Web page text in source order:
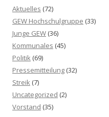
Aktuelles (72)
GEW Hochschulgruppe (33)
Junge GEW (36)
Kommunales (45)
Politik (69)
Pressemitteilung (32)
Streik (7)
Uncategorized (2)
Vorstand (35)